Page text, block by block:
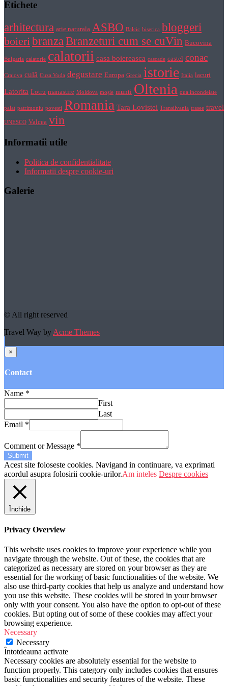
Etichete
arhitectura arie naturala ASBO Balcic biserica bloggeri
boieribranzaBranzeturi cum se cuVin Bucovina
Bulgaria calatorie calatorii casa boiereasca cascade castel conac
Craiova culă Cuza Voda degustare Europa Grecia istorie Italia lacuri
Latorita Lotru manastire Moldova moșie munti Oltenia oua incondeiate
palat patrimoniu povesti Romania Tara Lovistei Transilvania trasee travel
UNESCO Valcea vin
Informatii utile
Politica de confidentialitate
Informatii despre cookie-uri
Galerie
© All right reserved
Travel Way by Acme Themes
×
Contact
Name *
First
Last
Email *
Comment or Message *
Submit
Acest site foloseste cookies. Navigand in continuare, va exprimati
acordul asupra folosirii cookie-urilor.Am inteles Despre cookies
Închide
Privacy Overview
This website uses cookies to improve your experience while you
navigate through the website. Out of these, the cookies that are
categorized as necessary are stored on your browser as they are
essential for the working of basic functionalities of the website. We
also use third-party cookies that help us analyze and understand how
you use this website. These cookies will be stored in your browser
only with your consent. You also have the option to opt-out of these
cookies. But opting out of some of these cookies may affect your
browsing experience.
Necessary
Necessary
Întotdeauna activate
Necessary cookies are absolutely essential for the website to
function properly. This category only includes cookies that ensures
basic functionalities and security features of the website. These